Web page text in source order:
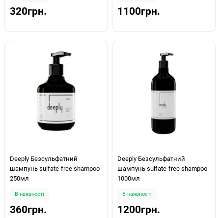
320грн. 1100грн.
Deeply Безсульфатний
шампунь sulfate-free shampoo
250мл
В наявності
360грн.
Deeply Безсульфатний
шампунь sulfate-free shampoo
1000мл
В наявності
1200грн.